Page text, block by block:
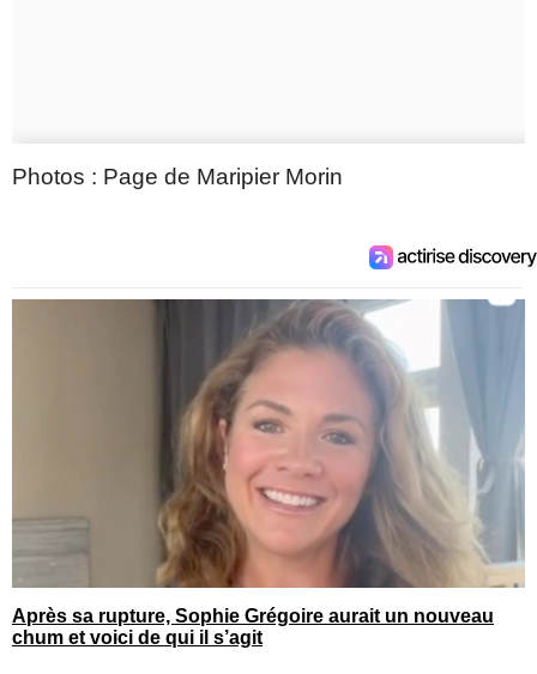
Photos : Page de Maripier Morin
Après sa rupture, Sophie Grégoire aurait un nouveau
chum et voici de qui il s’agit